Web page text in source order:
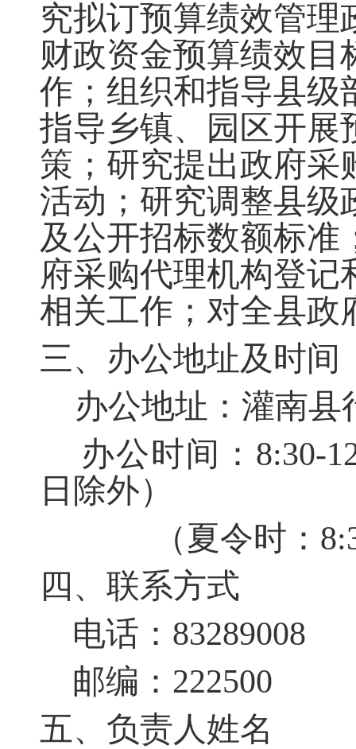
究拟订预算绩效管理
财政资金预算绩效
作；组织和指导县级
指导乡镇、园区开展
策 ； 研究提出政府采
活动 ； 研究调整县级
及公开招标数额标准
府采购代理机构登记
相关工作 ； 对全县政
三、 办公地址及时间
办公地址： 灌南县
办公时间：8:30-
日除外）
（夏令时：
四、 联系方式
电话：83289008
邮编：222500
五、 负责人姓名